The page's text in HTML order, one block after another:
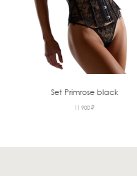
Set Primrose black
11 900 ₽